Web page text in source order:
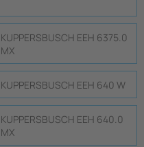
KUPPERSBUSCH EEH 6375.0
MX
KUPPERSBUSCH EEH 640 W
KUPPERSBUSCH EEH 640.0
MX